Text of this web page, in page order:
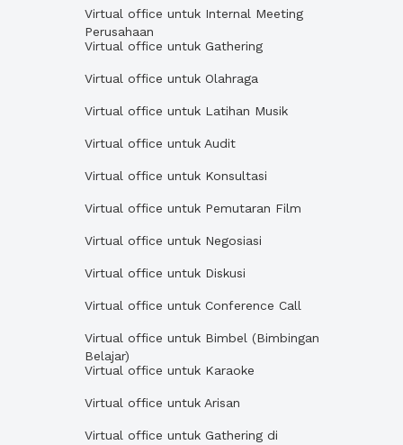
Virtual office untuk Internal Meeting
Perusahaan
Virtual office untuk Gathering
Virtual office untuk Olahraga
Virtual office untuk Latihan Musik
Virtual office untuk Audit
Virtual office untuk Konsultasi
Virtual office untuk Pemutaran Film
Virtual office untuk Negosiasi
Virtual office untuk Diskusi
Virtual office untuk Conference Call
Virtual office untuk Bimbel (Bimbingan
Belajar)
Virtual office untuk Karaoke
Virtual office untuk Arisan
Virtual office untuk Gathering di